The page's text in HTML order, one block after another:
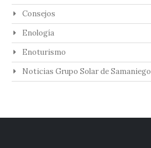
Consejos
Enología
Enoturismo
Noticias Grupo Solar de Samaniego